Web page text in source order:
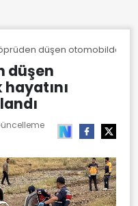
düşen otomobilde 2
düşen